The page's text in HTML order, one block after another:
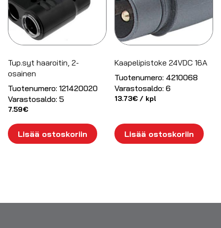
Tup.syt haaroitin, 2-
osainen
Tuotenumero: 121420020
Varastosaldo: 5
7.59€
Lisää ostoskoriin
Kaapelipistoke 24VDC 16A
Tuotenumero: 4210068
Varastosaldo: 6
13.73€ / kpl
Lisää ostoskoriin